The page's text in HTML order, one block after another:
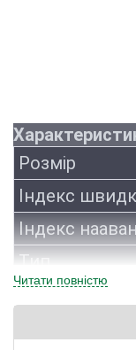
Розмір
Індекс
Індекс
Тип
Виробник
Читати повністю